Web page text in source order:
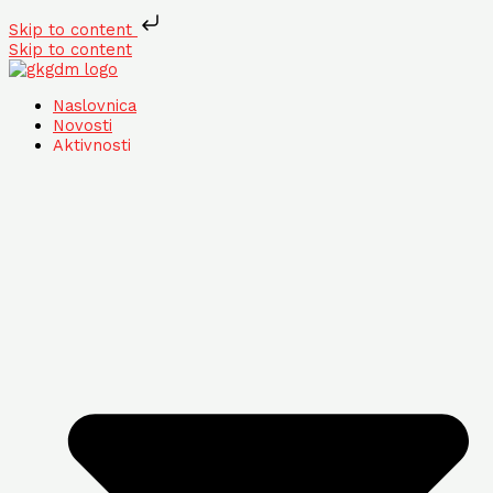
Skip to content
Skip to content
Naslovnica
Novosti
Aktivnosti